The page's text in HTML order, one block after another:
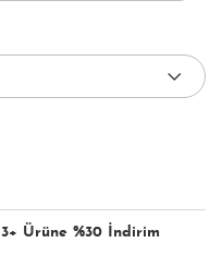
3+ Ürüne %30 İndirim